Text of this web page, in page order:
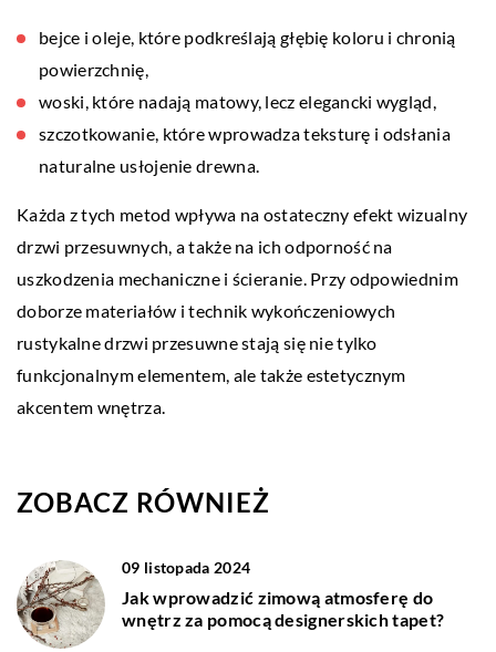
bejce i oleje, które podkreślają głębię koloru i chronią
powierzchnię,
woski, które nadają matowy, lecz elegancki wygląd,
szczotkowanie, które wprowadza teksturę i odsłania
naturalne usłojenie drewna.
Każda z tych metod wpływa na ostateczny efekt wizualny
drzwi przesuwnych, a także na ich odporność na
uszkodzenia mechaniczne i ścieranie. Przy odpowiednim
doborze materiałów i technik wykończeniowych
rustykalne drzwi przesuwne stają się nie tylko
funkcjonalnym elementem, ale także estetycznym
akcentem wnętrza.
ZOBACZ RÓWNIEŻ
09 listopada 2024
Jak wprowadzić zimową atmosferę do
wnętrz za pomocą designerskich tapet?